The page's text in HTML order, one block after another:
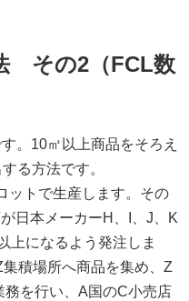
その2（FCL数
。10㎥以上商品をそろえ
る方法です。
ットで生産します。その
日本メーカーH、I、J、K
上になるよう発注しま
積場所へ商品を集め、Z
を行い、A国のC小売店